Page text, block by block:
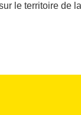
le territoire de